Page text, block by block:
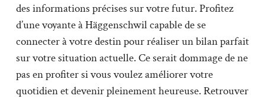
des informations précises sur votre futur. Profitez
d’une voyante à Häggenschwil capable de se
connecter à votre destin pour réaliser un bilan parfait
sur votre situation actuelle. Ce serait dommage de ne
pas en profiter si vous voulez améliorer votre
quotidien et devenir pleinement heureuse. Retrouver